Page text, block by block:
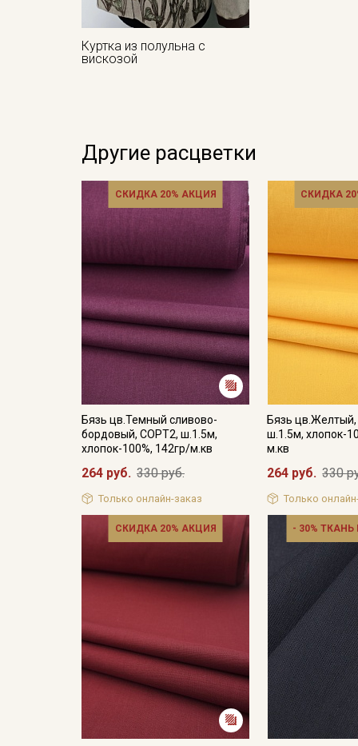
Куртка из полульна с
вискозой
Другие расцветки
СКИДКА 20% АКЦИЯ
Бязь цв.Темный сливово-
бордовый, СОРТ2, ш.1.5м,
хлопок-100%, 142гр/м.кв
264 руб. 330 руб.
Только онлайн-заказ
СКИДКА
Бязь
ш.1.5м, хлопок-
м.кв
264 руб. 330
Только
СКИДКА 20% АКЦИЯ - 30%